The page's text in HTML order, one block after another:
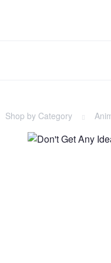
Shop by Category